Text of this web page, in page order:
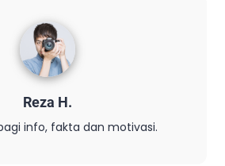
Reza H.
info, fakta dan motivasi.